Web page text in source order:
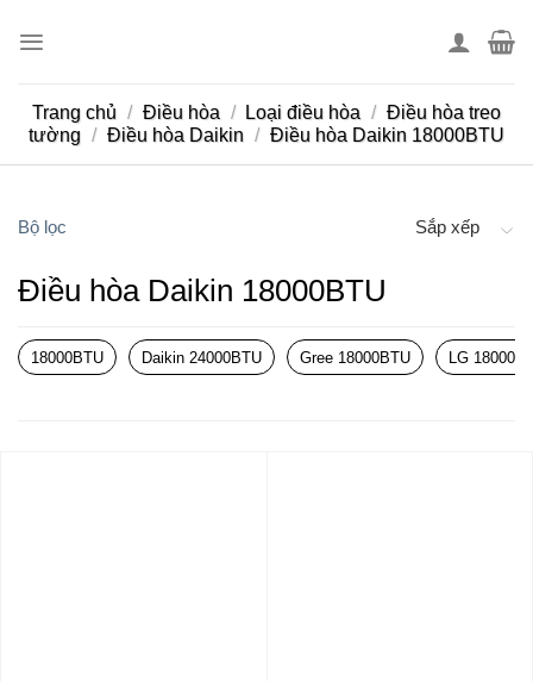
Trang chủ / Điều hòa / Loại điều hòa / Điều hòa treo
tường / Điều hòa Daikin / Điều hòa Daikin 18000BTU
Bộ lọc Sắp xếp
Điều hòa Daikin 18000BTU
18000BTU Daikin 24000BTU Gree 18000BTU LG